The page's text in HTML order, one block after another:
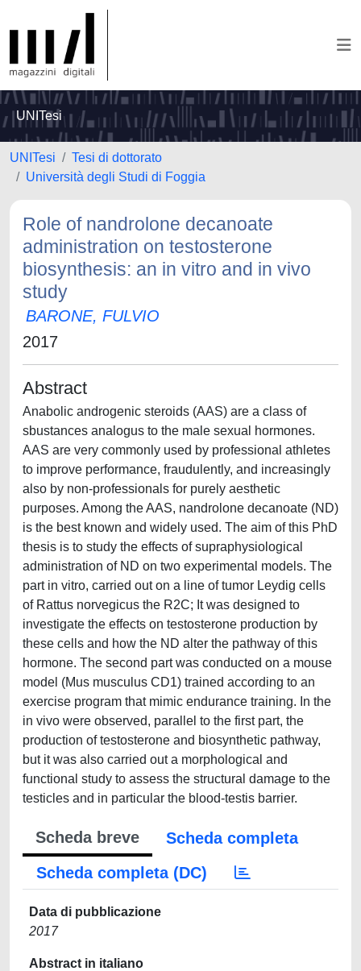
UNITesi
UNITesi
Tesi di dottorato
Università degli Studi di Foggia
Role of nandrolone decanoate
administration on testosterone
biosynthesis: an in vitro and in vivo
study
BARONE, FULVIO
2017
Abstract
Anabolic androgenic steroids (AAS) are a class of
sbustances analogus to the male sexual hormones.
AAS are very commonly used by professional athletes
to improve performance, fraudulently, and increasingly
also by non-professionals for purely aesthetic
purposes. Among the AAS, nandrolone decanoate (ND)
is the best known and widely used. The aim of this PhD
thesis is to study the effects of supraphysiological
administration of ND on two experimental models. The
part in vitro, carried out on a line of tumor Leydig cells
of Rattus norvegicus the R2C; It was designed to
investigate the effects on testosterone production by
these cells and how the ND alter the pathway of this
hormone. The second part was conducted on a mouse
model (Mus musculus CD1) trained according to an
exercise program that mimic endurance training. In the
in vivo were observed, parallel to the first part, the
production of testosterone and biosynthetic pathway,
but it was also carried out a morphological and
functional study to assess the structural damage to the
testicles and in particular the blood-testis barrier.
Scheda breve
Scheda completa
Scheda completa (DC)
Data di pubblicazione
2017
Abstract in italiano